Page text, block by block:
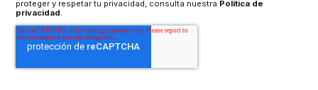
proteger y respetar tu privacidad, consulta nuestra Política de
privacidad.